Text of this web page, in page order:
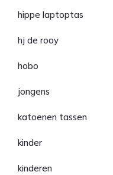
hippe laptoptas
hj de rooy
hobo
jongens
katoenen tassen
kinder
kinderen